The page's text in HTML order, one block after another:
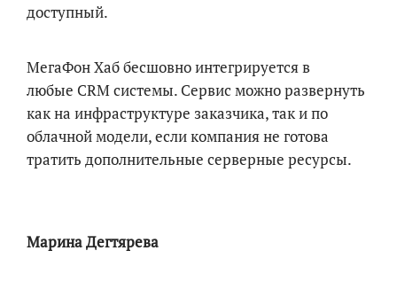
доступный.
МегаФон Хаб бесшовно интегрируется в
любые CRMсистемы. Сервис можно развернуть
как на инфраструктуре заказчика, так и по
облачной модели, если компания не готова
тратить дополнительные серверные ресурсы.
Марина Дегтярева